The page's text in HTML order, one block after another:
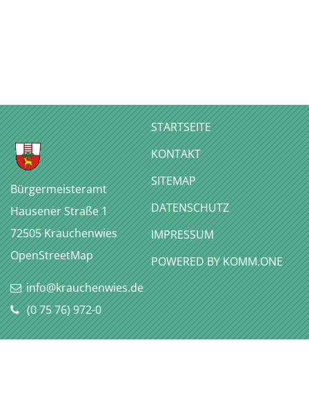
Bürgermeisteramt
Hausener Straße 1
72505Krauchenwies
OpenStreetMap
info@krauchenwies.de
(07576) 972-0
STARTSEITE
KONTAKT
SITEMAP
DATENSCHUTZ
IMPRESSUM
POWERED BY KOMM.ONE